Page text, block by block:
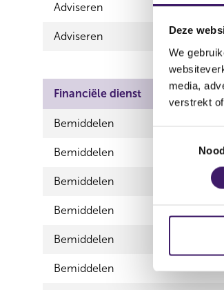
Deze
We
media,
verstrekt
i
Adviseren
Adviseren
Financiële dienst
Bemiddelen
Bemiddelen
Bemiddelen
Bemiddelen
Bemiddelen
Bemiddelen